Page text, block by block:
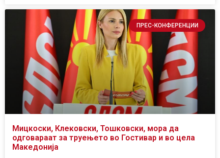
ПРЕС-КОНФЕРЕНЦИИ
Мицкоски, Клековски, Тошковски, мора да
одговараат за труењето во Гостивар и во цела
Македонија